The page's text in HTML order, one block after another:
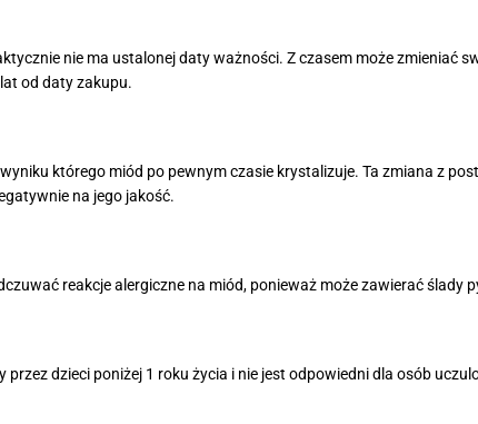
nie ma ustalonej daty ważności. Z czasem może zmieniać
od daty zakupu.
którego miód po pewnym czasie krystalizuje. Ta zmiana z
na jego jakość.
reakcje alergiczne na miód, ponieważ może zawierać ślady
dzieci poniżej 1 roku życia i nie jest odpowiedni dla osób